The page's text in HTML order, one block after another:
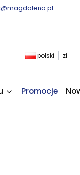
Produkty w
polski zł
Promocje